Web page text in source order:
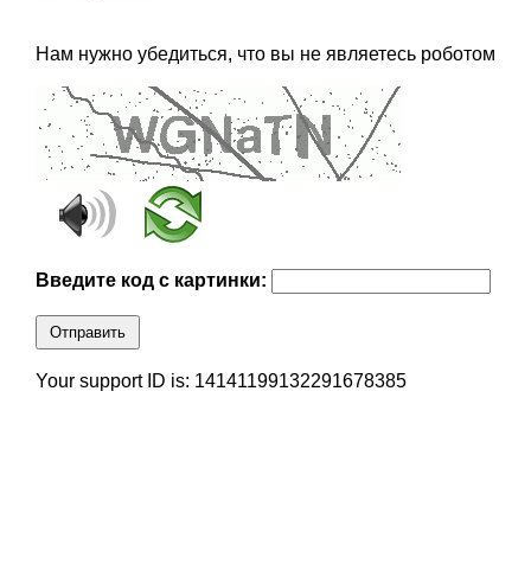
Нам нужно убедиться, что вы не являетесь роботом
Введите код с картинки:
Отправить
Your support ID is: 14141199132291678385